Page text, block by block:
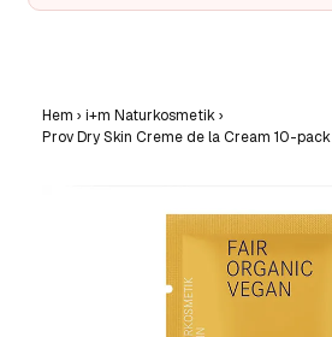
Hem › i+m Naturkosmetik›
Prov Dry Skin Creme de la Cream 10-pack